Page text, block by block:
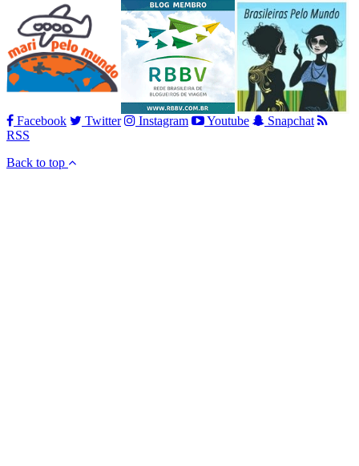
Facebook Twitter Instagram Youtube
Snapchat
RSS
Back to top